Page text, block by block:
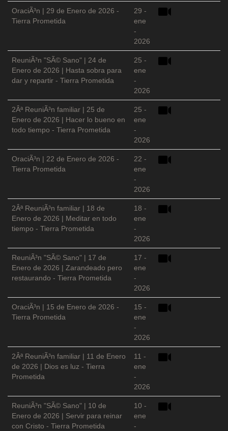
OraciÃ³n | 29 de Enero de 2026 -
Tierra Prometida
29 -
ene
-
2026
ReuniÃ³n "SÃ© Sano" | 24 de
Enero de 2026 | Hasta sobra para
dar y repartir - Tierra Prometida
25 -
ene
-
2026
2Âª ReuniÃ³n familiar | 25 de
Enero de 2026 | Hacer lo bueno en
todo tiempo - Tierra Prometida
25 -
ene
-
2026
OraciÃ³n | 22 de Enero de 2026 -
Tierra Prometida
22 -
ene
-
2026
2Âª ReuniÃ³n familiar | 18 de
Enero de 2026 | Meditar en todo
tiempo - Tierra Prometida
18 -
ene
-
2026
ReuniÃ³n "SÃ© Sano" | 17 de
Enero de 2026 | Zarandeado pero
restaurando - Tierra Prometida
17 -
ene
-
2026
OraciÃ³n | 15 de Enero de 2026 -
Tierra Prometida
15 -
ene
-
2026
2Âª ReuniÃ³n familiar | 11 de Enero
de 2026 | Dios es luz - Tierra
Prometida
11 -
ene
-
2026
ReuniÃ³n "SÃ© Sano" | 10 de
Enero de 2026 | Servir para reinar
con Cristo - Tierra Prometida
10 -
ene
-